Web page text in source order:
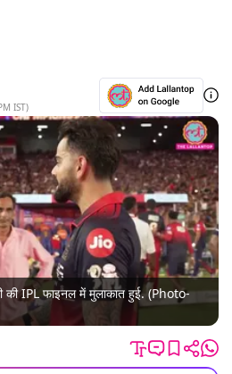
IST)
की IPL फाइनल में मुलाकात हुई. (Photo-